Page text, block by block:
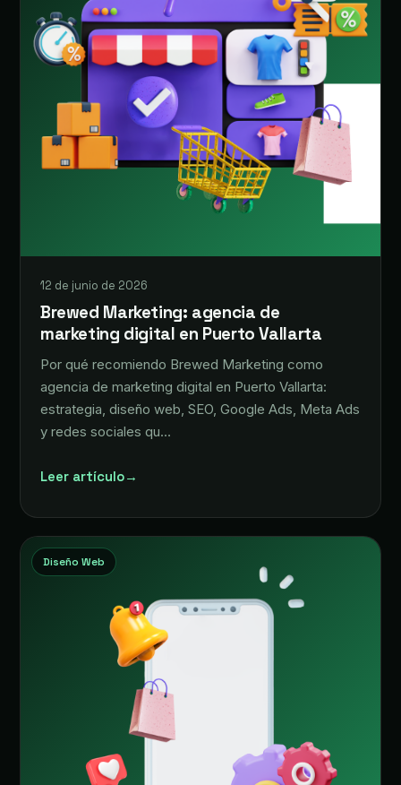
12 de junio de 2026
Brewed Marketing: agencia de
marketing digital en Puerto Vallarta
Por qué recomiendo Brewed Marketing como
agencia de marketing digital en Puerto Vallarta:
estrategia, diseño web, SEO, Google Ads, Meta Ads
y redes sociales qu…
Leer artículo→
Diseño Web